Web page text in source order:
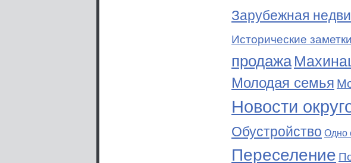
Зарубежная
Исторические заметки
продажа
Молодая семья
Новости
Обустройство Одно
Переселение